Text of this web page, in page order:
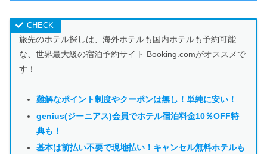
旅先のホテル探しは、海外ホテルも国内ホテルも予約可能
な、世界最大級の宿泊予約サイト Booking.comがオススメで
す！
難解なポイント制度やクーポンは無し！単純に安い！
genius(ジーニアス)会員でホテル宿泊料金10％OFF特
典も！
基本は前払い不要で現地払い！キャンセル無料ホテルも